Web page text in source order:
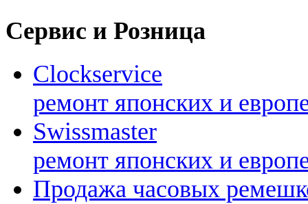
Сервис и Розница
Clockservice
ремонт японских и
Swissmaster
ремонт японских и
Продажа часовых